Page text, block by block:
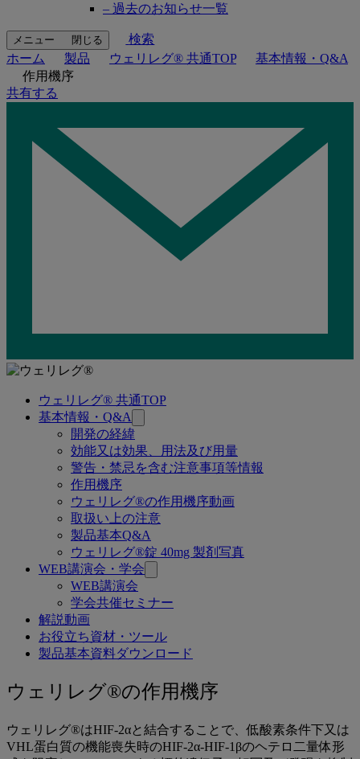
– 過去のお知らせ一覧
メニュー 閉じる
検索
ホーム
製品 ウェリレグ® 共通TOP
基本情報・Q&A
作用機序
共有する
ウェリレグ® 共通TOP
基本情報・Q&A
開発の経緯
効能又は効果、用法及び用量
警告・禁忌を含む注意事項等情報
作用機序
ウェリレグ®の作用機序動画
取扱い上の注意
製品基本Q&A
ウェリレグ®錠 40mg 製剤写真
WEB講演会・学会
WEB講演会
学会共催セミナー
解説動画
お役立ち資材・ツール
製品基本資料ダウンロード
作
機
ウェリレグ®の作用機序
ウェリレグ®はHIF-2αと結合することで、低酸素条件下又は
VHL蛋白質の機能喪失時のHIF-2α-HIF-1βのヘテロ二量体形